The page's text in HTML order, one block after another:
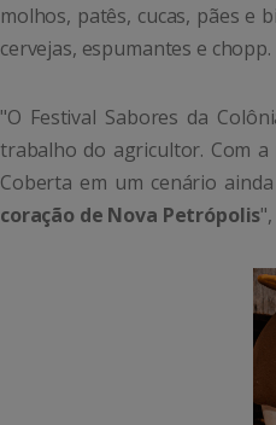
molhos, patês, cucas, pães e
cervejas, espumantes e chopp.
"O Festival Sabores da
trabalho do agricultor. Com
Coberta em um cenário
coração de Nova Petrópolis